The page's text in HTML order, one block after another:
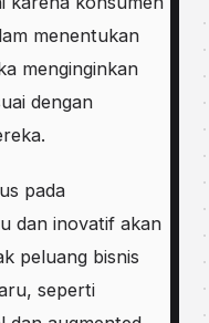
menentukan
menginginkan
dengan
pada
dan inovatif akan
peluang bisnis
seperti